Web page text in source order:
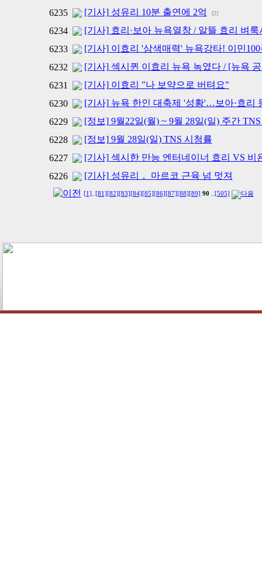
6235 [기사] 성유리 10분 출연에 2억 [2]
6234
[기사] 효리·보아 뉴욕열창 / 알뜰 효리 벼
6233
[기사] 이효리 '삼색매력' 뉴욕강타! 이민
6232
[기사] 섹시퀸 이효리 뉴욕 녹였다 / [뉴욕
6231
[기사] 이효리 "나 보약으로 버텨요"
6230
[기사] 뉴욕 한인 대축제 '성황'…보아·효리
6229
[정보] 9월22일(월) ~ 9월 28일(일) 주간
6228
[정보] 9월 28일(일) TNS 시청률
6227
[기사] 섹시한 만능 엔터네이너 효리 VS 비
6226
[기사] 성유리， 마르코 근육 넘 멋져
[1] [81] [82] [83] [84] [85] [86] [87] [88] [89] 90 [505]